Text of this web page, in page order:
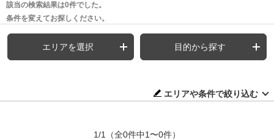
該当の検索結果は0件でした。
条件を変えてお探しください。
エリアを選択 目的から探す
エリアや条件で絞り込む
1/1 （全0件中1〜0件）